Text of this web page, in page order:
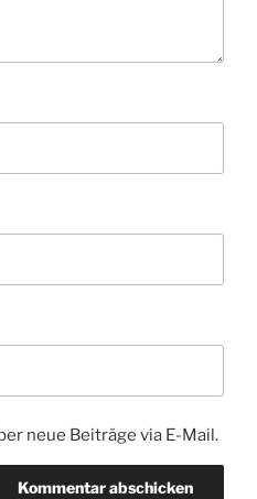
neue Beiträge via E-Mail.